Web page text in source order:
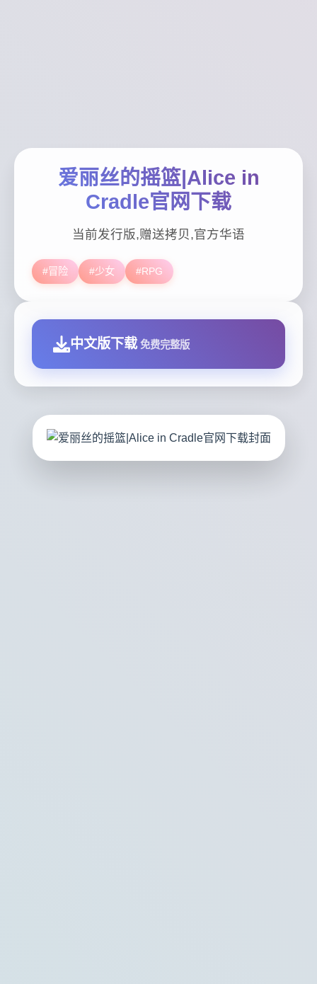
爱丽丝的摇篮|Alice in
Cradle官网下载
当前发行版,赠送拷贝,官方华语
#冒险 #少女 #RPG
中文版下载 免费完整版